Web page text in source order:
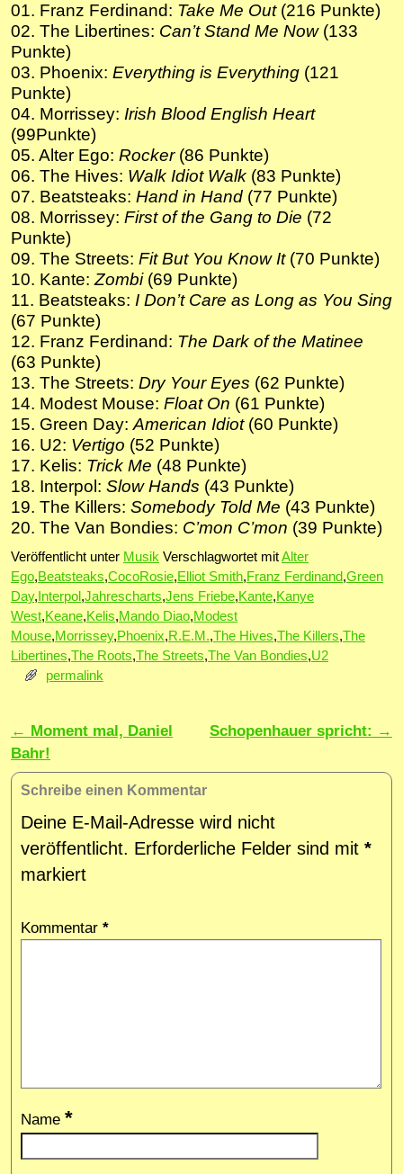
01. Franz Ferdinand: Take Me Out(216 Punkte)
02. The Libertines: Can’t Stand Me Now(133
Punkte)
03. Phoenix: Everything is Everything (121
Punkte)
04. Morrissey: Irish Blood English Heart
(99Punkte)
05. Alter Ego: Rocker(86 Punkte)
06. The Hives: Walk Idiot Walk (83 Punkte)
07. Beatsteaks: Hand in Hand (77 Punkte)
08. Morrissey: First of the Gang to Die (72
Punkte)
09. The Streets: Fit But You Know It(70 Punkte)
10. Kante:Zombi(69 Punkte)
11. Beatsteaks: I Don’t Care as Long as You Sing
(67 Punkte)
12. Franz Ferdinand: The Dark of the Matinee
(63 Punkte)
13. The Streets: Dry Your Eyes (62 Punkte)
14. Modest Mouse: Float On (61 Punkte)
15. Green Day:American Idiot(60 Punkte)
16. U2: Vertigo (52 Punkte)
17. Kelis: Trick Me (48 Punkte)
18. Interpol: Slow Hands (43 Punkte)
19. The Killers: Somebody Told Me (43 Punkte)
20. The Van Bondies: C’mon C’mon (39 Punkte)
Veröffentlicht unter Musik Verschlagwortet mitAlter
Ego,Beatsteaks,CocoRosie,Elliot Smith,Franz Ferdinand,Green
Day, Interpol ,Jahrescharts,Jens Friebe,Kante,Kanye
West,Keane,Kelis,Mando Diao,Modest
Mouse,Morrissey,Phoenix,R.E.M.,The Hives,The Killers,The
Libertines,The Roots,The Streets,The Van Bondies,U2
permalink
Artikelnavigation
← Moment mal, Daniel
Bahr!
Schopenhauer spricht: →
Schreibe einen Kommentar
Deine E-Mail-Adresse wird nicht
veröffentlicht. Erforderliche Felder sind mit *
markiert
Kommentar *
Name *